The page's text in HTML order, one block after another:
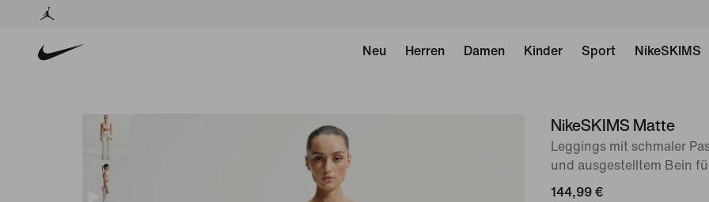
Neu Herren Damen Kinder Sport NikeSKIMS
Bild 1NikeSKIMS Matte
Leggings mit schmaler
und ausgestelltem Bein
144,99 €